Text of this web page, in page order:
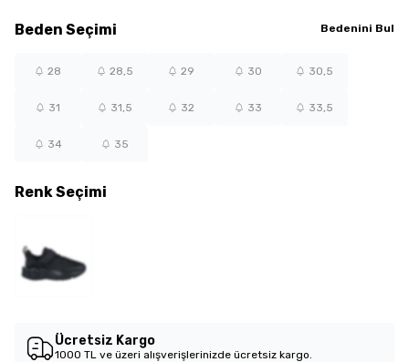
RenkSeçimi
Beden Seçimi Bedenini Bul
28 28,5 29 30 30,5
31 31,5 32 33 33,5
34 35
Ücretsiz Kargo
1000 TL ve üzeri alışverişlerinizde ücretsiz kargo.